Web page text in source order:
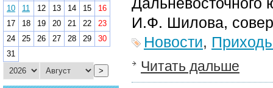
И.Ф. Шилова,
Новости,
Читать дальше
10
11 12 13 14 15
16
17
18 19 20 21 22
23
24
25 26 27 28 29
30
31
>